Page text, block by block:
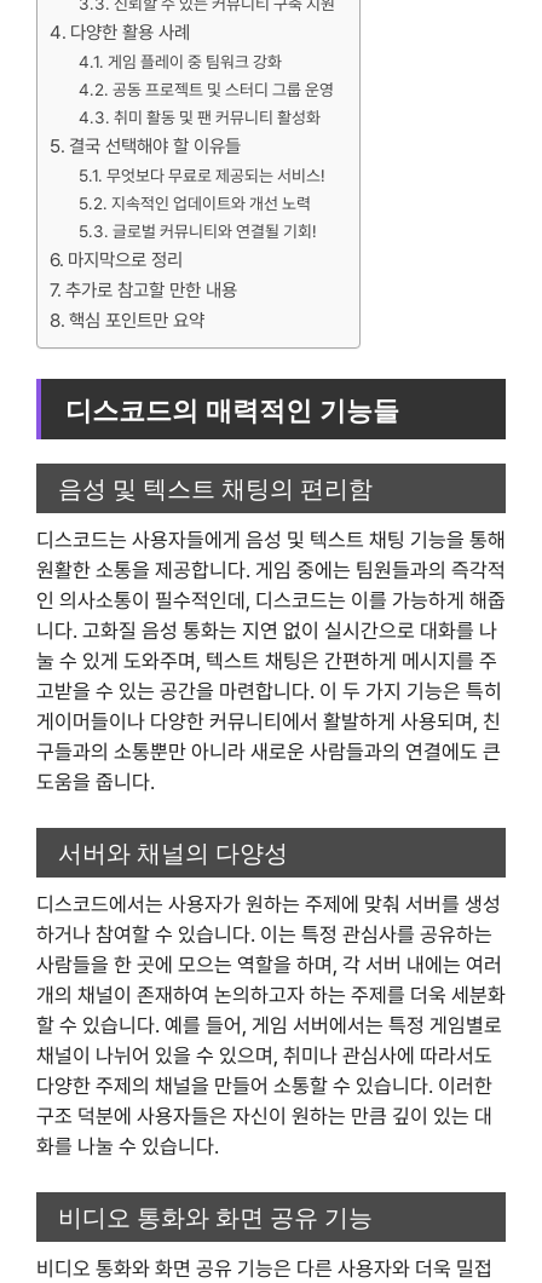
다양한 활용 사례
게임 플레이 중 팀워크 강화
공동 프로젝트 및 스터디 그룹 운영
취미 활동 및 팬 커뮤니티 활성화
결국 선택해야 할 이유들
무엇보다 무료로 제공되는 서비스!
지속적인 업데이트와 개선 노력
글로벌 커뮤니티와 연결될 기회!
마지막으로 정리
추가로 참고할 만한 내용
핵심 포인트만 요약
디스코드의 매력적인 기능들
음성 및 텍스트 채팅의 편리함
디스코드는 사용자들에게 음성 및 텍스트 채팅 기능을 통해
원활한 소통을 제공합니다. 게임 중에는 팀원들과의 즉각적
인 의사소통이 필수적인데, 디스코드는 이를 가능하게 해줍
니다. 고화질 음성 통화는 지연 없이 실시간으로 대화를 나
눌 수 있게 도와주며, 텍스트 채팅은 간편하게 메시지를 주
고받을 수 있는 공간을 마련합니다. 이 두 가지 기능은 특히
게이머들이나 다양한 커뮤니티에서 활발하게 사용되며, 친
구들과의 소통뿐만 아니라 새로운 사람들과의 연결에도 큰
도움을 줍니다.
서버와 채널의 다양성
디스코드에서는 사용자가 원하는 주제에 맞춰 서버를 생성
하거나 참여할 수 있습니다. 이는 특정 관심사를 공유하는
사람들을 한 곳에 모으는 역할을 하며, 각 서버 내에는 여러
개의 채널이 존재하여 논의하고자 하는 주제를 더욱 세분화
할 수 있습니다. 예를 들어, 게임 서버에서는 특정 게임별로
채널이 나뉘어 있을 수 있으며, 취미나 관심사에 따라서도
다양한 주제의 채널을 만들어 소통할 수 있습니다. 이러한
구조 덕분에 사용자들은 자신이 원하는 만큼 깊이 있는 대
화를 나눌 수 있습니다.
비디오 통화와 화면 공유 기능
비디오 통화와 화면 공유 기능은 다른 사용자와 더욱 밀접